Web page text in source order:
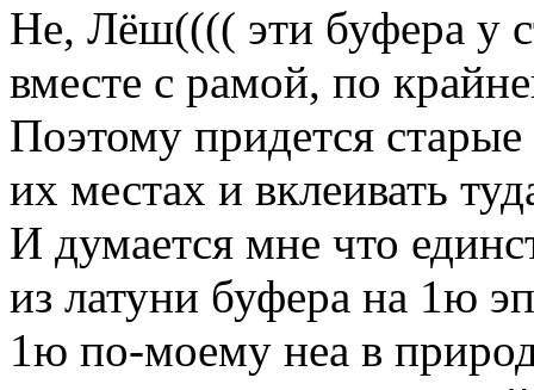
Не, Лёш(((( эти буфера у
вместе с рамой, по
Поэтому придется старые
их местах и вклеивать
И думается мне что
из латуни буфера на 1ю
1ю по-моему неа в